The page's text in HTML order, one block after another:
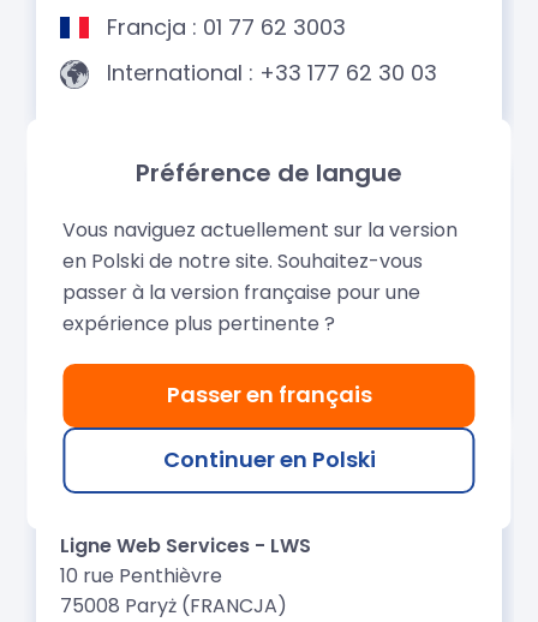
Préférence de langue
Vous naviguez actuellement sur la version
en Polski de notre site. Souhaitez-vous
passer à la version française pour une
expérience plus pertinente ?
Passer en français
Continuer en Polski